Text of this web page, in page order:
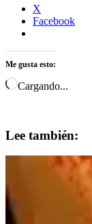
X
Facebook
Me gusta esto:
Cargando...
Lee también: